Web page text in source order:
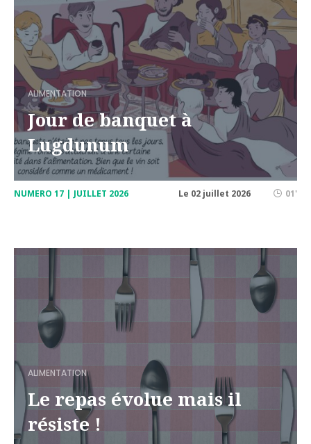
ALIMENTATION
Jour de banquet à
Lugdunum
NUMERO 17 | JUILLET 2026 Le 02 juillet 2026 01'
ALIMENTATION
Le repas évolue mais il
résiste !